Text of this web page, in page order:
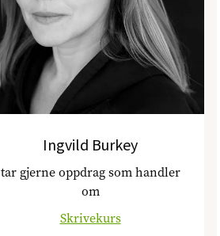
Ingvild Burkey
tar gjerne oppdrag som handler
om
Skrivekurs